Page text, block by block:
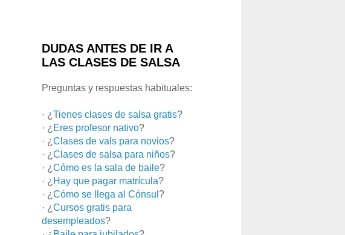
DUDAS ANTES DE IR A
LAS CLASES DE SALSA
Preguntas y respuestas habituales:
· ¿ Tienes clases de salsa gratis?
· ¿ Eres profesor nativo?
· ¿ Clases de vals para novios?
· ¿ Clases de salsa para niños?
· ¿ Cómo es la sala de baile?
· ¿ Hay que pagar matrícula?
· ¿ Cómo se llega al Cónsul ?
· ¿ Cursos gratis para
desempleados?